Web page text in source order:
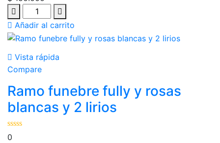
Añadir al carrito
Vista rápida
Compare
Ramo funebre fully y rosas
blancas y 2 lirios
0